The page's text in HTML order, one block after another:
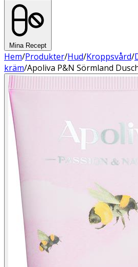
Mina Recept
Hem/Produkter/Hud/Kroppsvård/
kräm/Apoliva P&N Sörmland